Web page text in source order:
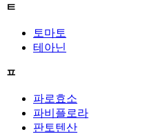
ㅌ
토마토
테아닌
ㅍ
파로효소
파비플로라
판토텐산